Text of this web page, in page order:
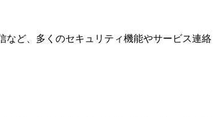
など、多くのセキュリティ機能やサービス連絡